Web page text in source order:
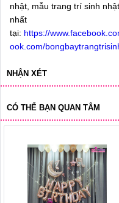
nhật, mẫu trang trí sinh
nhất
tại: https://
ook.com/
NHẬN XÉT
CÓ THỂ BẠN QUAN TÂM